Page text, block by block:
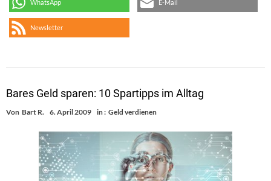
WhatsApp E-Mail
Newsletter
Bares Geld sparen: 10 Spartipps im Alltag
Von Bart R. 6. April 2009 in : Geld verdienen